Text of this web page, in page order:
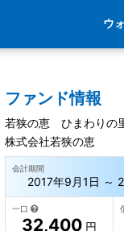
ウ
ファンド情報
若狭の恵 ひまわりの
株式会社若狭の恵
会計期間
2017年9月1日 ～
一口
32,400円